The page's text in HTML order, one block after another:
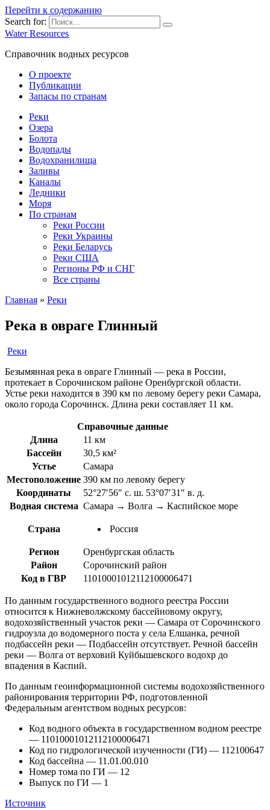
Перейти к содержанию
Search for:
Water Resources
Справочник водных ресурсов
О проекте
Публикации
Запасы по странам
Реки
Озера
Болота
Водопады
Водохранилища
Заливы
Каналы
Ледники
Моря
По странам
Реки России
Реки Украины
Реки Беларусь
Реки США
Регионы РФ и СНГ
Все страны
Главная » Реки
Река в овраге Глинный
Реки
Безымянная река в овраге Глинный — река в России,
протекает в Сорочинском районе Оренбургской области.
Устье реки находится в 390 км по левому берегу реки Самара,
около города Сорочинск. Длина реки составляет 11 км.
Справочные данные
Длина
11 км
Бассейн
30,5 км²
Устье
Самара
Местоположение 390 км по левому берегу
Координаты
52°27′56″ с. ш. 53°07′31″ в. д.
Водная система Самара → Волга → Каспийское море
Страна Россия
Регион
Оренбургская область
Район
Сорочинский район
Код в ГВР
11010001012112100006471
По данным государственного водного реестра России
относится к Нижневолжскому бассейновому округу,
водохозяйственный участок реки — Самара от Сорочинского
гидроузла до водомерного поста у села Елшанка, речной
подбассейн реки — Подбассейн отсутствует. Речной бассейн
реки — Волга от верховий Куйбышевского водохр до
впадения в Каспий.
По данным геоинформационной системы водохозяйственного
районирования территории РФ, подготовленной
Федеральным агентством водных ресурсов:
Код водного объекта в государственном водном реестре
— 11010001012112100006471
Код по гидрологической изученности (ГИ) — 112100647
Код бассейна — 11.01.00.010
Номер тома по ГИ — 12
Выпуск по ГИ — 1
Источник